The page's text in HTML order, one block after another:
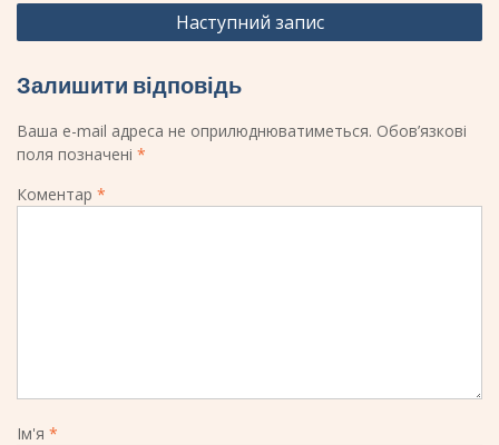
Наступний запис
Залишити відповідь
Ваша e-mail адреса не оприлюднюватиметься. Обов’язкові
поля позначені *
Коментар *
Ім'я *